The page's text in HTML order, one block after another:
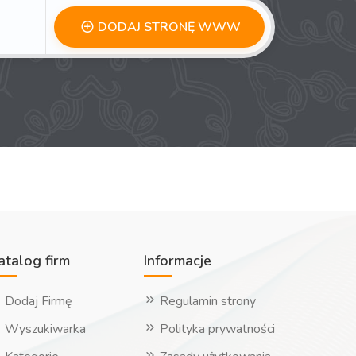
DODAJ STRONĘ WWW
firm
Dodaj Firmę
Wyszukiwarka
Informacje
Regulamin strony
Polityka prywatności